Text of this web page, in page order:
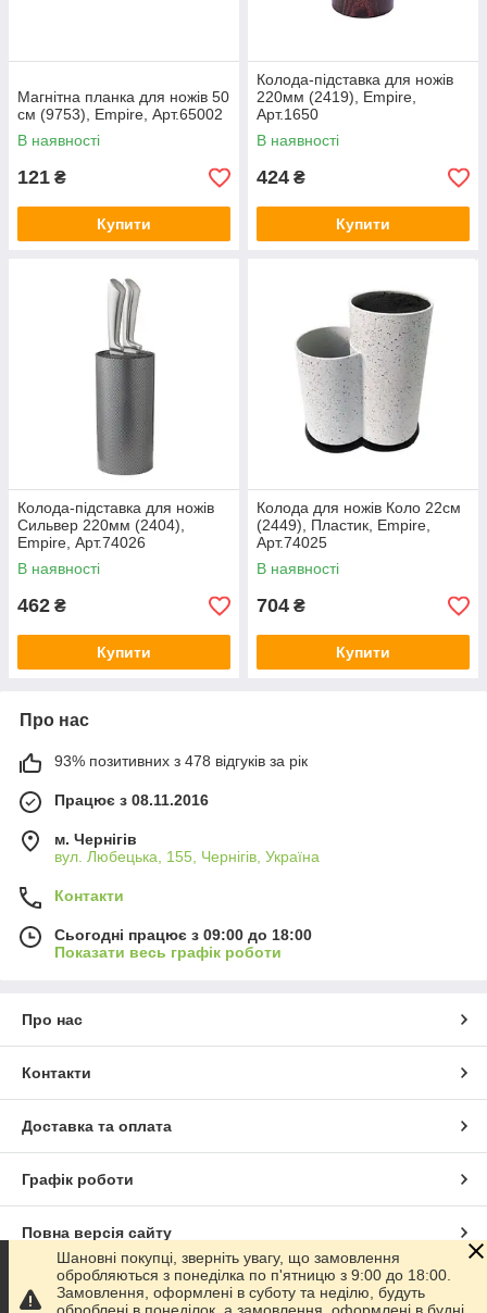
Магнітна планка для ножів 50
см (9753), Empire, Арт.65002
В наявності
121 ₴
Купити
Колода-підставка для ножів
220мм (2419), Empire,
Арт.1650
В наявності
424 ₴
Купити
Колода-підставка для ножів
Сильвер 220мм (2404),
Empire, Арт.74026
В наявності
462 ₴
Купити
Колода для ножів Коло 22см
(2449), Пластик, Empire,
Арт.74025
В наявності
704 ₴
Купити
Про нас
93% позитивних з 478 відгуків за рік
Працює з 08.11.2016
м. Чернігів
вул. Любецька, 155, Чернігів, Україна
Контакти
Сьогодні працює з 09:00 до 18:00
Показати весь графік роботи
Про нас
Контакти
Доставка та оплата
Графік роботи
Повна версія сайту
Сайт створено на маркетплейсіProm.ua
Шановні покупці, зверніть увагу, що замовлення
обробляються з понеділка по п'ятницю з 9:00 до 18:00.
Замовлення, оформлені в суботу та неділю, будуть